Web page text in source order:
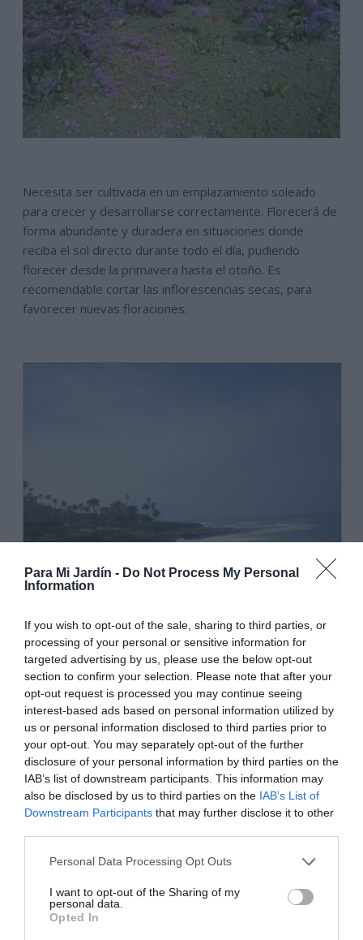
Para Mi Jardín - Do Not Process My Personal
Information
If you wish to opt-out of the sale, sharing to third parties, or
processing of your personal or sensitive information for
targeted advertising by us, please use the below opt-out
section to confirm your selection. Please note that after your
opt-out request is processed you may continue seeing
interest-based ads based on personal information utilized by
us or personal information disclosed to third parties prior to
your opt-out. You may separately opt-out of the further
disclosure of your personal information by third parties on the
IAB’s list of downstream participants. This information may
also be disclosed by us to third parties on the IAB’s List of
Downstream Participants that may further disclose it to other
Personal Data Processing Opt Outs
I want to opt-out of the Sharing of my
personal data.
Opted In
Necesita ser cultivada en un emplazamiento soleado
para crecer y desarrollarse correctamente. Florecerá de
forma abundante y duradera en situaciones donde
reciba el sol directo durante todo el día, pudiendo
florecer desde la primavera hasta el otoño. Es
recomendable cortar las inflorescencias secas, para
favorecer nuevas floraciones.
Ejemplares de Lavanda Marítima, en los acantilados
pobres y áridos, necesita un excelente drenaje. Las
plantas bien enraizadas soportan la sequía. Es una planta